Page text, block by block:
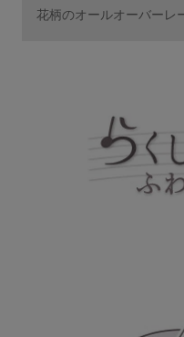
花柄のオールオーバーレ